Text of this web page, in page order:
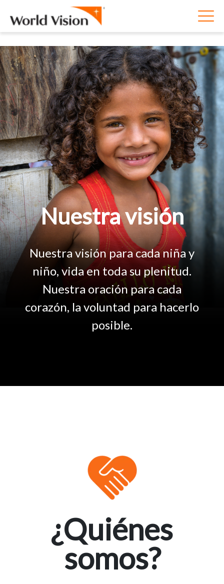
Nuestra visión
Nuestra visión para cada niña y
niño, vida en toda su plenitud.
Nuestra oración para cada
corazón, la voluntad para hacerlo
posible.
¿Quiénes
somos?